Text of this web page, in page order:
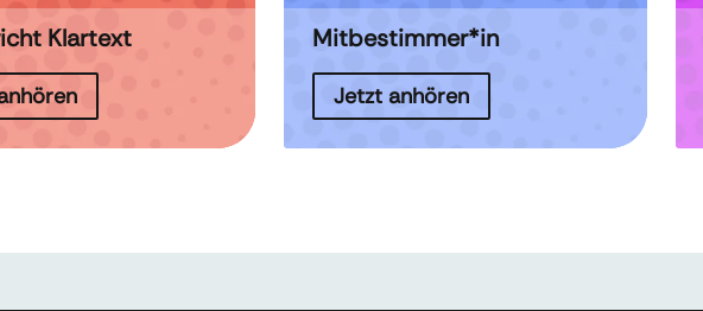
Klartext Mitbestimmer*in
Jetzt anhören